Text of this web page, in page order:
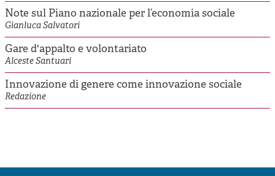
Note sul Piano nazionale per l’economia sociale
Gianluca Salvatori
Gare d'appalto e volontariato
Alceste Santuari
Innovazione di genere come innovazione sociale
Redazione